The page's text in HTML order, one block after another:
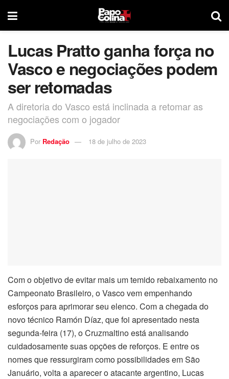
Lucas Pratto ganha força no
Vasco e negociações podem
ser retomadas
A diretoria do Vasco está inclinada a retomar as
negociações com o jogador
Por Redação 18 de julho de 2023
Com o objetivo de evitar mais um temido rebaixamento no
Campeonato Brasileiro, o Vasco vem empenhando
esforços para aprimorar seu elenco. Com a chegada do
novo técnico Ramón Díaz, que foi apresentado nesta
segunda-feira (17), o Cruzmaltino está analisando
cuidadosamente suas opções de reforços. E entre os
nomes que ressurgiram como possibilidades em São
Januário, volta a aparecer o atacante argentino, Lucas